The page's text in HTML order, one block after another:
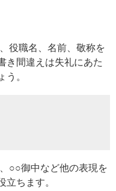
役職名、名前、敬称を
き間違えは失礼にあた
う。
○○御中など他の表現を
立ちます。